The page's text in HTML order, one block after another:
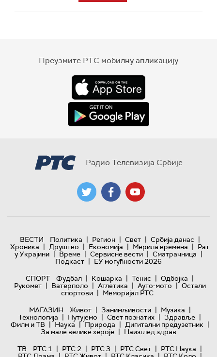
Преузмите РТС мобилну апликацију
Радио Телевизија Србије
ВЕСТИ Политика | Регион | Свет | Србија данас |
Хроника | Друштво | Економија | Мерила времена | Рат
у Украјини | Време | Сервисне вести | Сматрачница |
Подкаст | ЕУ могућности 2026
СПОРТ
Фудбал | Кошарка | Тенис | Одбојка |
Рукомет | Ватерполо | Атлетика | Ауто-мото | Остали
спортови | Меморијал РТС
МАГАЗИН
Живот | Занимљивости | Музика |
Технологијa | Путујемо | Свет познатих | Здравље |
Филм и ТВ | Наука | Природа | Дигитални предузетник |
За мале велике хероје | Наизглед здрав
ТВ
РТС 1 | РТС 2 | РТС 3 | РТС Свет | РТС Наука |